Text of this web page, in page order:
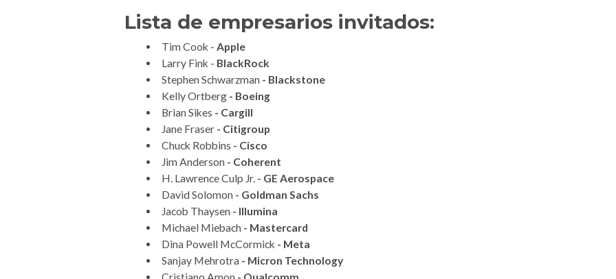
Lista de empresarios invitados:
Tim Cook - Apple
Larry Fink - BlackRock
Stephen Schwarzman - Blackstone
Kelly Ortberg- Boeing
Brian Sikes - Cargill
Jane Fraser- Citigroup
Chuck Robbins - Cisco
Jim Anderson - Coherent
H. Lawrence Culp Jr. - GE Aerospace
David Solomon - Goldman Sachs
Jacob Thaysen - Illumina
Michael Miebach - Mastercard
Dina Powell McCormick - Meta
Sanjay Mehrotra - Micron Technology